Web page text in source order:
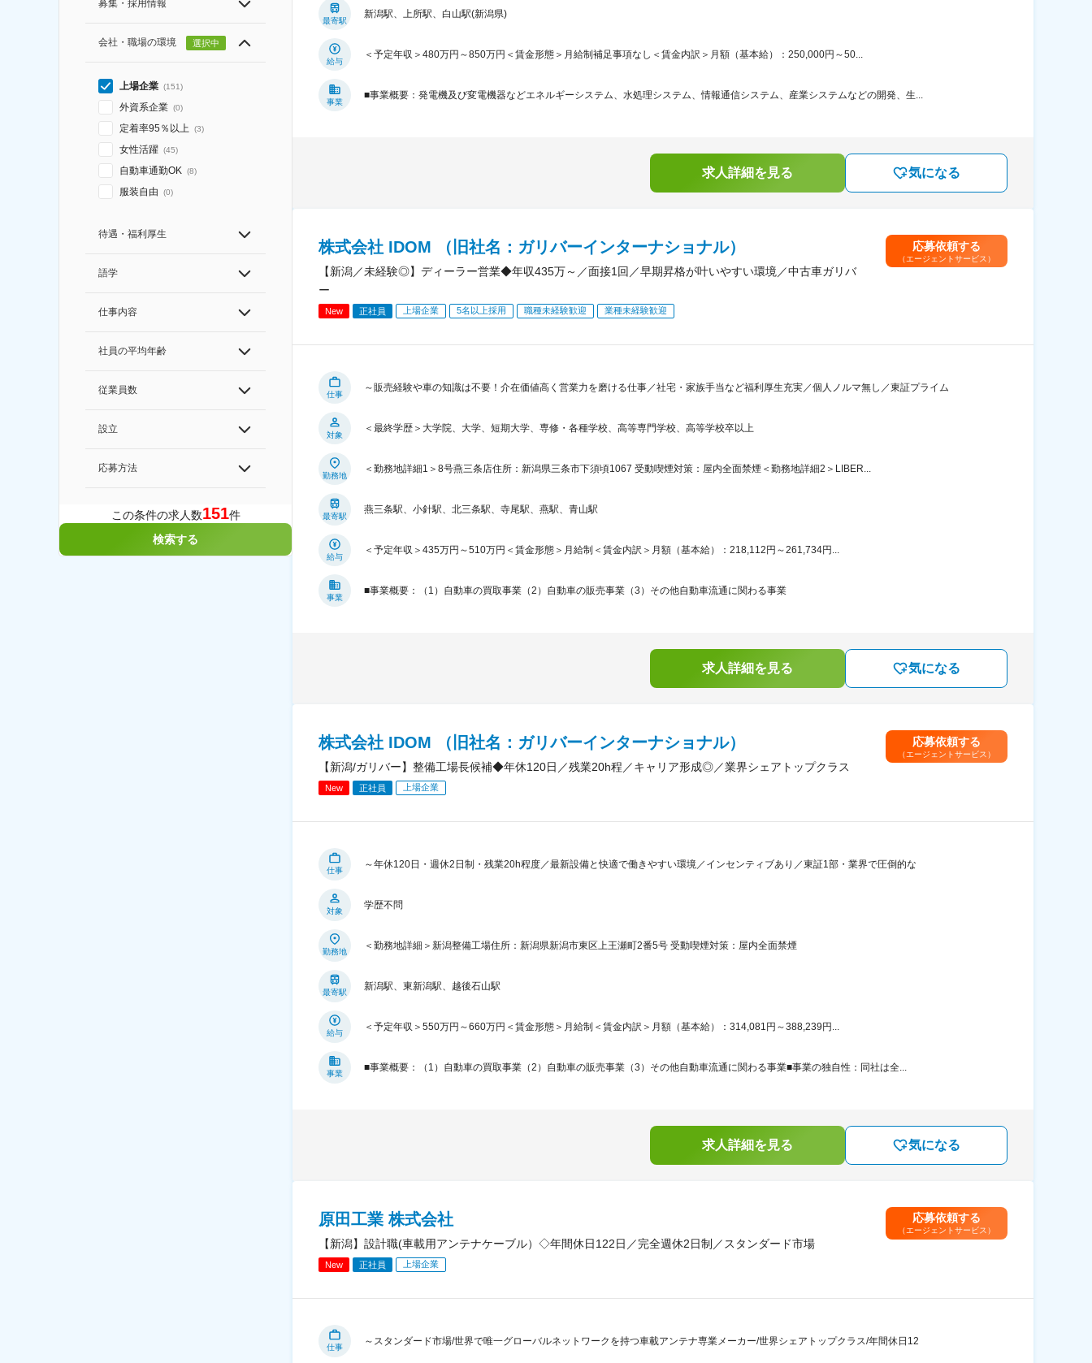
募集・採用情報
会社・職場の環境 選択中
上場企業 (151)
外資系企業 (0)
定着率95％以上 (3)
女性活躍 (45)
自動車通勤OK (8)
服装自由 (0)
待遇・福利厚生
語学
仕事内容
社員の平均年齢
従業員数
設立
応募方法
この条件の求人数151件
検索する
最寄駅
新潟駅、上所駅、白山駅(新潟県)
給与
＜予定年収＞480万円～850万円＜賃金形態＞月給制補足事項なし＜賃金内訳＞月額（基本給）：250,000円～50...
事業
■事業概要：発電機及び変電機器などエネルギーシステム、水処理システム、情報通信システム、産業システムなどの開発、生...
求人詳細を見る 気になる
株式会社 IDOM （旧社名：ガリバーインターナショナル）
【新潟／未経験◎】ディーラー営業◆年収435万～／面接1回／早期昇格が叶いやすい環境／中古車ガリバ
ー
New 正社員 上場企業 5名以上採用 職種未経験歓迎 業種未経験歓迎
応募依頼する
（エージェントサービス）
仕事
～販売経験や車の知識は不要！介在価値高く営業力を磨ける仕事／社宅・家族手当など福利厚生充実／個人ノルマ無し／東証プライム
対象
＜最終学歴＞大学院、大学、短期大学、専修・各種学校、高等専門学校、高等学校卒以上
勤務地
＜勤務地詳細1＞8号燕三条店住所：新潟県三条市下須頃1067 受動喫煙対策：屋内全面禁煙＜勤務地詳細2＞LIBER...
最寄駅
燕三条駅、小針駅、北三条駅、寺尾駅、燕駅、青山駅
給与
＜予定年収＞435万円～510万円＜賃金形態＞月給制＜賃金内訳＞月額（基本給）：218,112円～261,734円...
事業
■事業概要：（1）自動車の買取事業（2）自動車の販売事業（3）その他自動車流通に関わる事業
求人詳細を見る 気になる
株式会社 IDOM （旧社名：ガリバーインターナショナル）
【新潟/ガリバー】整備工場長候補◆年休120日／残業20h程／キャリア形成◎／業界シェアトップクラス
New 正社員 上場企業
応募依頼する
（エージェントサービス）
仕事
～年休120日・週休2日制・残業20h程度／最新設備と快適で働きやすい環境／インセンティブあり／東証1部・業界で圧倒的な
対象
学歴不問
勤務地
＜勤務地詳細＞新潟整備工場住所：新潟県新潟市東区上王瀬町2番5号 受動喫煙対策：屋内全面禁煙
最寄駅
新潟駅、東新潟駅、越後石山駅
給与
＜予定年収＞550万円～660万円＜賃金形態＞月給制＜賃金内訳＞月額（基本給）：314,081円～388,239円...
事業
■事業概要：（1）自動車の買取事業（2）自動車の販売事業（3）その他自動車流通に関わる事業■事業の独自性：同社は全...
求人詳細を見る 気になる
原田工業 株式会社
【新潟】設計職(車載用アンテナケーブル）◇年間休日122日／完全週休2日制／スタンダード市場
New 正社員 上場企業
応募依頼する
（エージェントサービス）
仕事
～スタンダード市場/世界で唯一グローバルネットワークを持つ車載アンテナ専業メーカー/世界シェアトップクラス/年間休日12